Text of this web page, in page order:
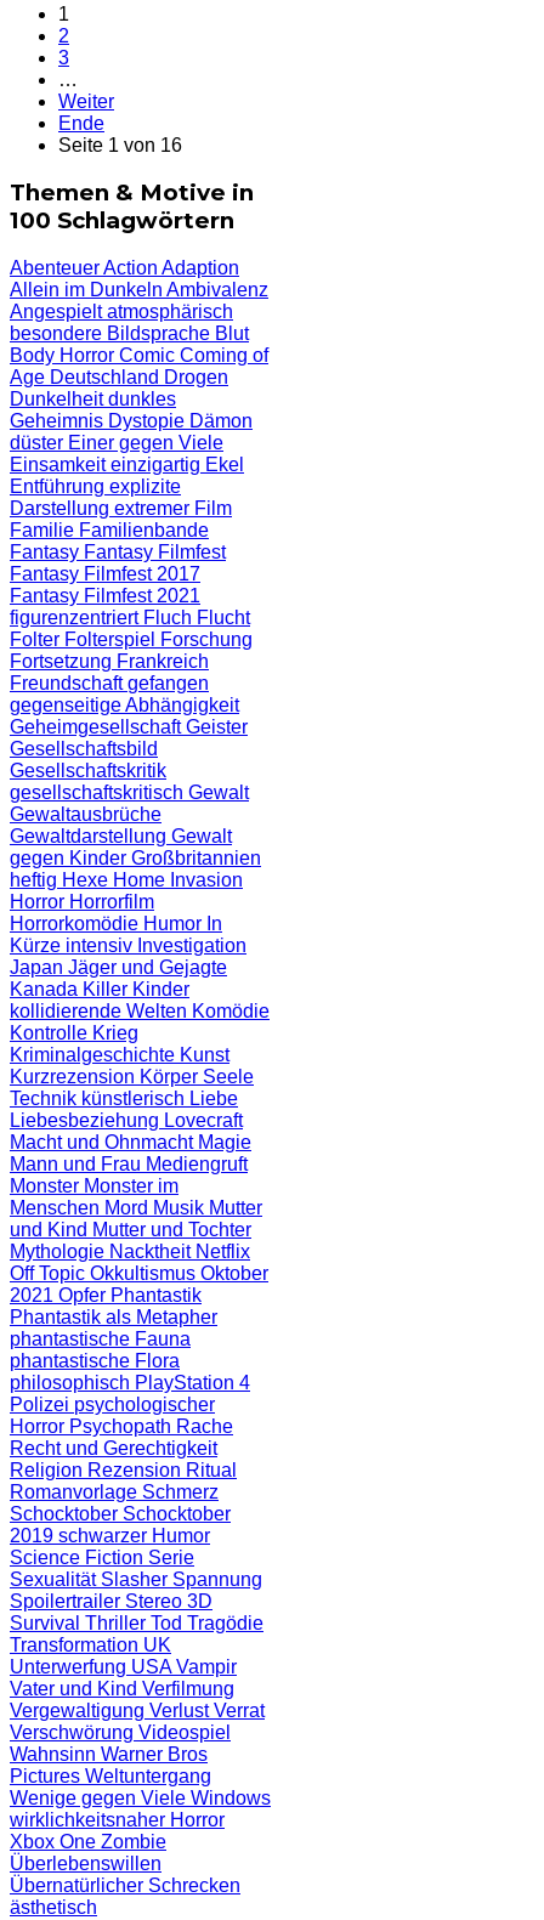
1
2
3
…
Weiter
Ende
Seite 1 von 16
Themen & Motive in
100 Schlagwörtern
AbenteuerAction Adaption
Allein im Dunkeln Ambivalenz
Angespieltatmosphärisch
besondere Bildsprache Blut
Body Horror Comic Coming of
Age Deutschland Drogen
Dunkelheitdunkles
Geheimnis Dystopie Dämon
düster Einer gegen Viele
Einsamkeiteinzigartig Ekel
Entführung explizite
Darstellung extremer Film
Familie Familienbande
Fantasy Fantasy Filmfest
Fantasy Filmfest 2017
Fantasy Filmfest 2021
figurenzentriert Fluch Flucht
Folter Folterspiel Forschung
Fortsetzung Frankreich
Freundschaftgefangen
gegenseitige Abhängigkeit
GeheimgesellschaftGeister
Gesellschaftsbild
Gesellschaftskritik
gesellschaftskritisch Gewalt
Gewaltausbrüche
Gewaltdarstellung Gewalt
gegen Kinder Großbritannien
heftig Hexe Home Invasion
Horror Horrorfilm
Horrorkomödie Humor In
Kürze intensiv Investigation
Japan Jäger und Gejagte
Kanada Killer Kinder
kollidierende Welten Komödie
Kontrolle Krieg
Kriminalgeschichte Kunst
Kurzrezension Körper Seele
Technik künstlerisch Liebe
Liebesbeziehung Lovecraft
Macht und Ohnmacht Magie
Mann und Frau Mediengruft
Monster Monster im
Menschen Mord Musik Mutter
und Kind Mutter und Tochter
Mythologie Nacktheit Netflix
Off Topic Okkultismus Oktober
2021 Opfer Phantastik
Phantastik als Metapher
phantastische Fauna
phantastische Flora
philosophisch PlayStation 4
Polizei psychologischer
Horror Psychopath Rache
Recht und Gerechtigkeit
Religion Rezension Ritual
Romanvorlage Schmerz
Schocktober Schocktober
2019 schwarzer Humor
Science Fiction Serie
Sexualität Slasher Spannung
Spoilertrailer Stereo 3D
Survival Thriller Tod Tragödie
Transformation UK
Unterwerfung USAVampir
Vater und Kind Verfilmung
Vergewaltigung VerlustVerrat
Verschwörung Videospiel
Wahnsinn Warner Bros
Pictures Weltuntergang
Wenige gegen Viele Windows
wirklichkeitsnaher Horror
Xbox One Zombie
Überlebenswillen
Übernatürlicher Schrecken
ästhetisch